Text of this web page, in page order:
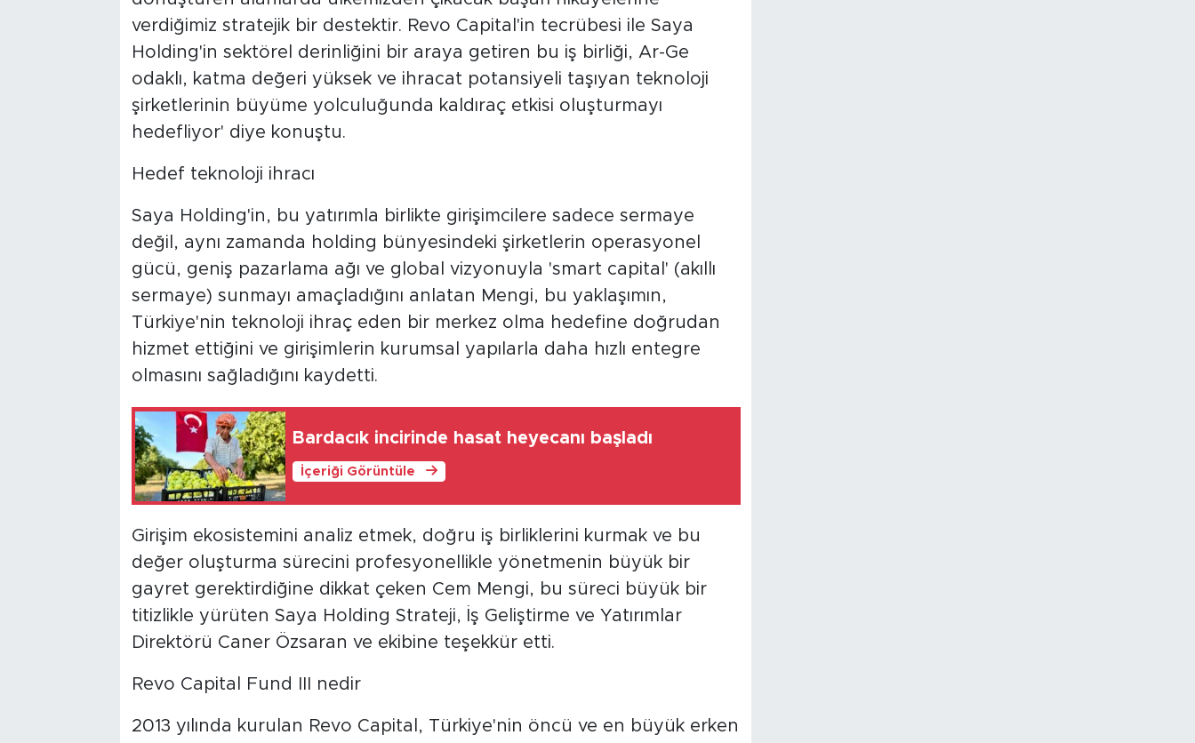
verdiğimiz stratejik bir destektir. Revo Capital'in tecrübesi ile Saya
Holding'in sektörel derinliğini bir araya getiren bu iş birliği, Ar-Ge
odaklı, katma değeri yüksek ve ihracat potansiyeli taşıyan teknoloji
şirketlerinin büyüme yolculuğunda kaldıraç etkisi oluşturmayı
hedefliyor' diye konuştu.
Hedef teknoloji ihracı
Saya Holding'in, bu yatırımla birlikte girişimcilere sadece sermaye
değil, aynı zamanda holding bünyesindeki şirketlerin operasyonel
gücü, geniş pazarlama ağı ve global vizyonuyla 'smart capital' (akıllı
sermaye) sunmayı amaçladığını anlatan Mengi, bu yaklaşımın,
Türkiye'nin teknoloji ihraç eden bir merkez olma hedefine doğrudan
hizmet ettiğini ve girişimlerin kurumsal yapılarla daha hızlı entegre
olmasını sağladığını kaydetti.
Bardacık incirinde hasat heyecanı başladı
İçeriği Görüntüle
Girişim ekosistemini analiz etmek, doğru iş birliklerini kurmak ve bu
değer oluşturma sürecini profesyonellikle yönetmenin büyük bir
gayret gerektirdiğine dikkat çeken Cem Mengi, bu süreci büyük bir
titizlikle yürüten Saya Holding Strateji, İş Geliştirme ve Yatırımlar
Direktörü Caner Özsaran ve ekibine teşekkür etti.
Revo Capital Fund III nedir
2013 yılında kurulan Revo Capital, Türkiye'nin öncü ve en büyük erken